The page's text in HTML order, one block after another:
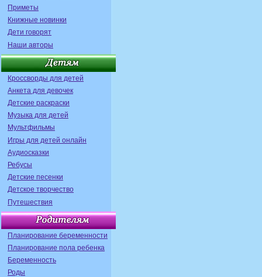
Приметы
Книжные новинки
Дети говорят
Наши авторы
Кроссворды для детей
Анкета для девочек
Детские раскраски
Музыка для детей
Мультфильмы
Игры для детей онлайн
Аудиосказки
Ребусы
Детские песенки
Детское творчество
Путешествия
Планирование беременности
Планирование пола ребенка
Беременность
Роды